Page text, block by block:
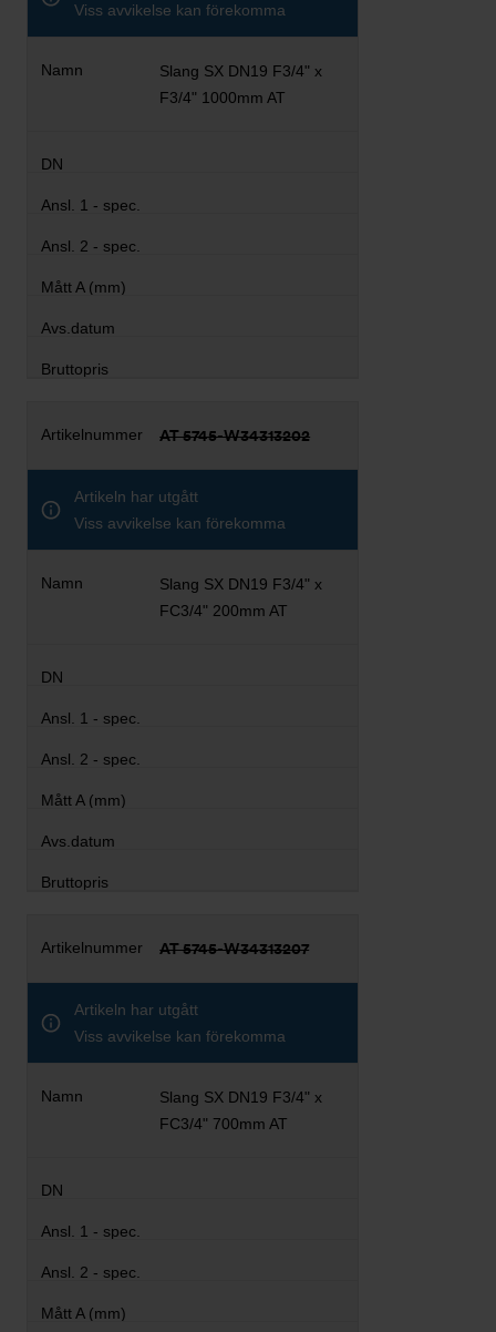
Viss avvikelse kan förekomma
Slang SX DN19 F3/4" x
F3/4" 1000mm AT
AT 5745-W34313202
Artikeln har utgått
Viss avvikelse kan förekomma
Slang SX DN19 F3/4" x
FC3/4" 200mm AT
AT 5745-W34313207
Artikeln har utgått
Viss avvikelse kan förekomma
Slang SX DN19 F3/4" x
FC3/4" 700mm AT